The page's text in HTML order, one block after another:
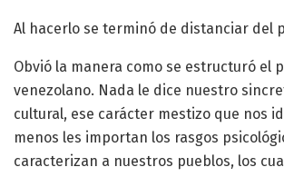
Al hacerlo se terminó de distanciar del
Obvió la manera como se estructuró el
venezolano. Nada le dice nuestro
cultural, ese carácter mestizo que nos
menos les importan los rasgos
caracterizan a nuestros pueblos, los